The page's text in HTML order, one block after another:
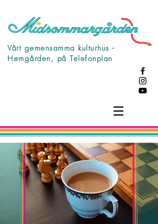
Vårt gemensamma kulturhus -
Hemgården, på Telefonplan